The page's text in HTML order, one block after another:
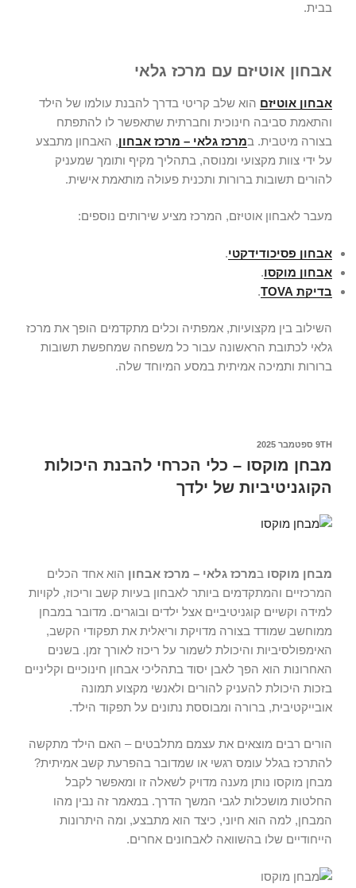
בבית.
אבחון אוטיזם עם מרכז גלאי
אבחון אוטיזם הוא שלב קריטי בדרך להבנת עולמו של הילד
והתאמת סביבה חינוכית וחברתית שתאפשר לו להתפתח
בצורה מיטבית. במרכז גלאי – מרכז אבחון, האבחון מתבצע
על ידי צוות מקצועי ומנוסה, בתהליך מקיף ותומך שמעניק
להורים תשובות ברורות ותכנית פעולה מותאמת אישית.
מעבר לאבחון אוטיזם, המרכז מציע שירותים נוספים:
אבחון פסיכודידקטי.
אבחון מוקסו.
בדיקת TOVA
.
השילוב בין מקצועיות, אמפתיה וכלים מתקדמים הופך את מרכז
גלאי לכתובת הראשונה עבור כל משפחה שמחפשת תשובות
ברורות ותמיכה אמיתית במסע המיוחד שלה.
9TH ספטמבר 2025
מבחן מוקסו – כלי הכרחי להבנת היכולות
הקוגניטיביות של ילדך
מבחן מוקסו במרכז גלאי – מרכז אבחון הוא אחד הכלים
המרכזיים והמתקדמים ביותר לאבחון בעיות קשב וריכוז, לקויות
למידה וקשיים קוגניטיביים אצל ילדים ובוגרים. מדובר במבחן
ממוחשב שמודד בצורה מדויקת וריאלית את תפקודי הקשב,
האימפולסיביות והיכולת לשמור על ריכוז לאורך זמן. בשנים
האחרונות הוא הפך לאבן יסוד בתהליכי אבחון חינוכיים וקליניים
בזכות היכולת להעניק להורים ולאנשי מקצוע תמונה
אובייקטיבית, ברורה ומבוססת נתונים על תפקוד הילד.
הורים רבים מוצאים את עצמם מתלבטים – האם הילד מתקשה
להתרכז בגלל עומס רגשי או שמדובר בהפרעת קשב אמיתית?
מבחן מוקסו נותן מענה מדויק לשאלה זו ומאפשר לקבל
החלטות מושכלות לגבי המשך הדרך. במאמר זה נבין מהו
המבחן, למה הוא חיוני, כיצד הוא מתבצע, ומה היתרונות
הייחודיים שלו בהשוואה לאבחונים אחרים.